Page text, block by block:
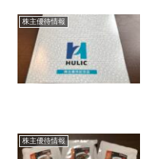
株主優待情報
株主優待情報